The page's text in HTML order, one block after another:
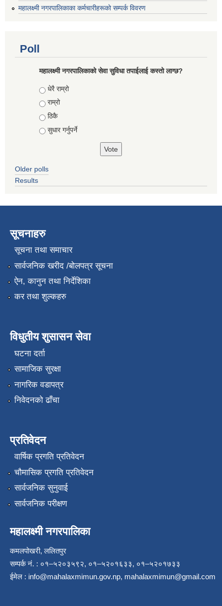
महालक्ष्मी नगरपालिकाका कर्मचारीहरूको सम्पर्क विवरण
Poll
महालक्ष्मी नगरपालिकाको सेवा सुविधा तपाईलाई कस्तो लाग्छ?
Choices
धेरै राम्रो
राम्रो
ठिकै
सुधार गर्नुपर्ने
Older polls
Results
सूचनाहरु
सूचना तथा समाचार
सार्वजनिक खरीद /बोलपत्र सूचना
ऐन, कानुन तथा निर्देशिका
कर तथा शुल्कहरु
विधुतीय शुसासन सेवा
घटना दर्ता
सामाजिक सुरक्षा
नागरिक वडापत्र
निवेदनको ढाँचा
प्रतिवेदन
वार्षिक प्रगति प्रतिवेदन
चौमासिक प्रगति प्रतिवेदन
सार्वजनिक सुनुवाई
सार्वजनिक परीक्षण
महालक्ष्मी नगरपालिका
कमलपोखरी, ललितपुर
सम्पर्क नं. : ०१–५२०३५९२, ०१–५२०१६३३, ०१–५२०१७३३
ईमेल : info@mahalaxmimun.gov.np, mahalaxmimun@gmail.com